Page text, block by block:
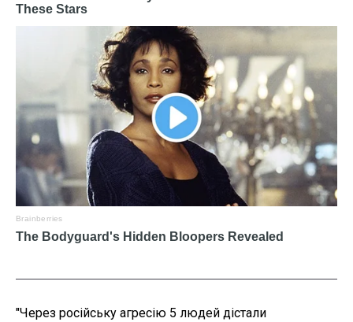
"Через російську агресію 5 людей дістали